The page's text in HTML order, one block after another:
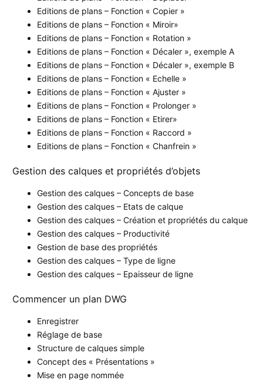
Editions de plans – Fonction « Copier »
Editions de plans – Fonction « Miroir»
Editions de plans – Fonction « Rotation »
Editions de plans – Fonction « Décaler », exemple A
Editions de plans – Fonction « Décaler », exemple B
Editions de plans – Fonction « Echelle »
Editions de plans – Fonction « Ajuster »
Editions de plans – Fonction « Prolonger »
Editions de plans – Fonction « Etirer»
Editions de plans – Fonction « Raccord »
Editions de plans – Fonction « Chanfrein »
Gestion des calques et propriétés d’objets
Gestion des calques – Concepts de base
Gestion des calques – Etats de calque
Gestion des calques – Création et propriétés du calque
Gestion des calques – Productivité
Gestion de base des propriétés
Gestion des calques – Type de ligne
Gestion des calques – Epaisseur de ligne
Commencer un plan DWG
Enregistrer
Réglage de base
Structure de calques simple
Concept des « Présentations »
Mise en page nommée